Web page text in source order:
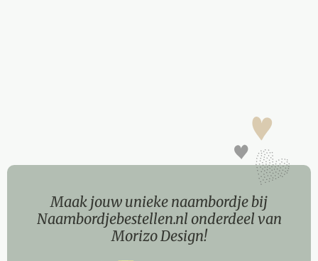
Maak jouw unieke naambordje bij
Naambordjebestellen.nl onderdeel van
Morizo Design!